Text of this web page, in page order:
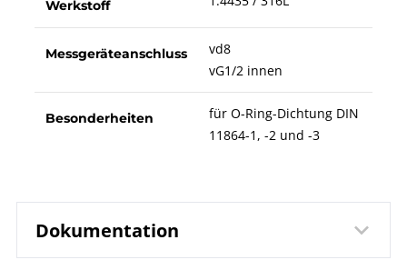
Werkstoff
Messgeräteanschluss
vd8
vG1/2 innen
Besonderheiten
für O-Ring-Dichtung DIN
11864-1, -2 und -3
Dokumentation